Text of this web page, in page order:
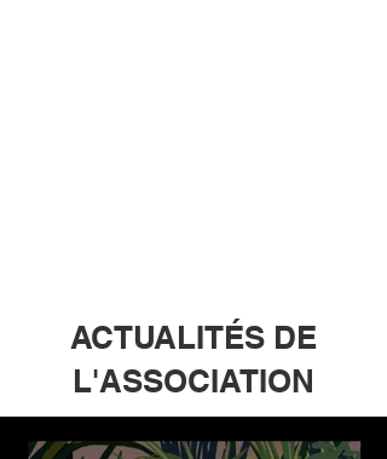
ACTUALITÉS DE
L'ASSOCIATION